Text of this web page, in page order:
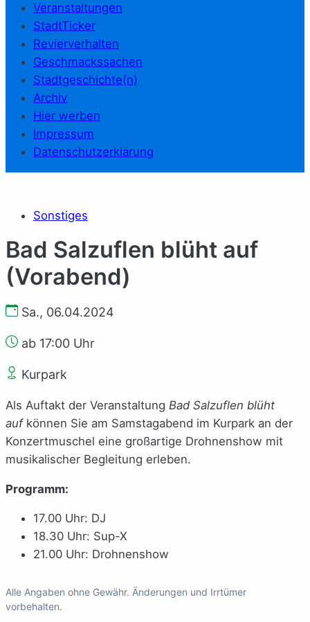
Veranstaltungen
StadtTicker
Revierverhalten
Geschmackssachen
Stadtgeschichte(n)
Archiv
Hier werben
Impressum
Datenschutzerklärung
Sonstiges
Bad Salzuflen blüht auf
(Vorabend)
Sa., 06.04.2024
ab 17:00 Uhr
Kurpark
Als Auftakt der Veranstaltung Bad Salzuflen blüht
aufkönnen Sie am Samstagabend im Kurpark an der
Konzertmuschel eine großartige Drohnenshow mit
musikalischer Begleitung erleben.
Programm:
17.00 Uhr: DJ
18.30 Uhr: Sup-X
21.00 Uhr: Drohnenshow
Alle Angaben ohne Gewähr. Änderungen und Irrtümer
vorbehalten.